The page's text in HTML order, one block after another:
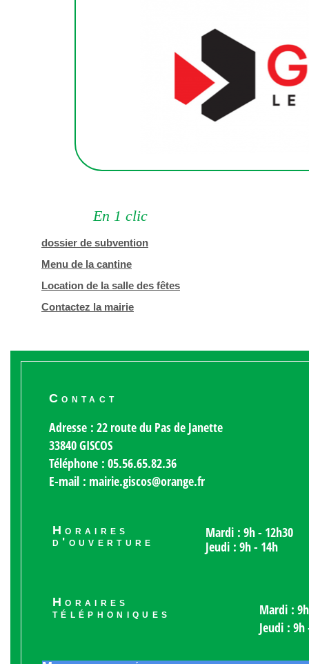
En 1 clic
dossier de subvention
Menu de la cantine
Location de la salle des fêtes
Contactez la mairie
Contact
Adresse : 22 route du Pas de Janette
33840 GISCOS
Téléphone : 05.56.65.82.36
E-mail : mairie.giscos@orange.fr
Horaires
d'ouverture
Mardi : 9h - 12h30
Jeudi : 9h - 14h
Horaires
téléphoniques
Mardi :
Jeudi : 9h